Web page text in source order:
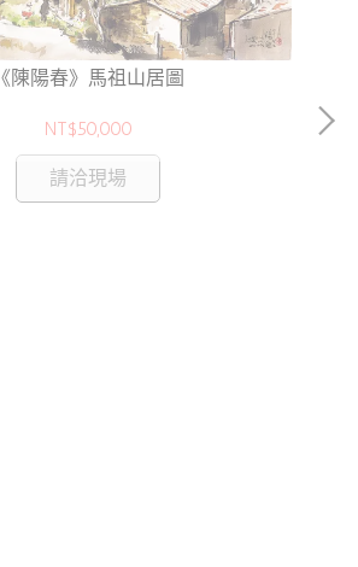
《陳陽春》馬祖山居圖
NT$50,000
請洽現場